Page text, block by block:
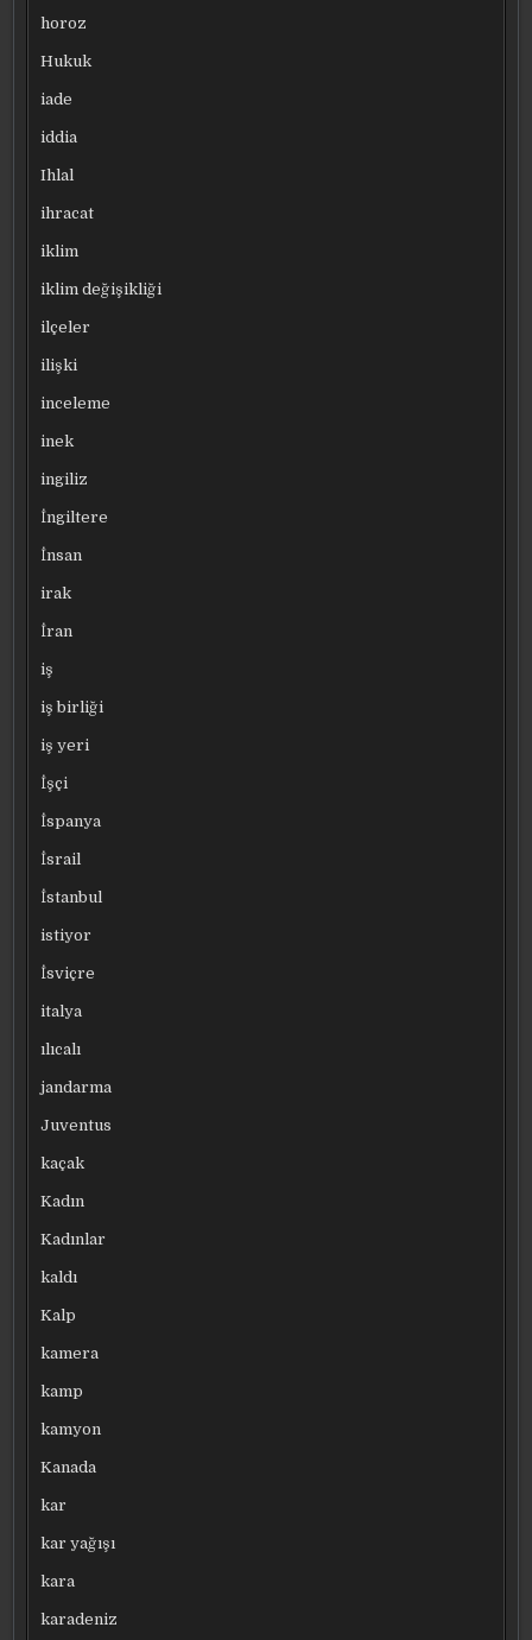
horoz
Hukuk
iade
iddia
Ihlal
ihracat
iklim
iklim değişikliği
ilçeler
ilişki
inceleme
inek
ingiliz
İngiltere
İnsan
irak
İran
iş
iş birliği
iş yeri
İşçi
İspanya
İsrail
İstanbul
istiyor
İsviçre
italya
ılıcalı
jandarma
Juventus
kaçak
Kadın
Kadınlar
kaldı
Kalp
kamera
kamp
kamyon
Kanada
kar
kar yağışı
kara
karadeniz